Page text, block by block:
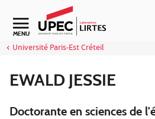
Aller au contenu
Navigation secondaire
MENU
Université Paris-Est Créteil
EWALD JESSIE
Doctorante en sciences de